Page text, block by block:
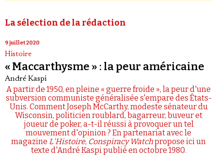
La sélection de la rédaction
9 juillet 2020
Histoire
« Maccarthysme » : la peur américaine
André Kaspi
A partir de 1950, en pleine « guerre froide », la peur d'une
subversion communiste généralisée s'empare des États-
Unis. Comment Joseph McCarthy, modeste sénateur du
Wisconsin, politicien roublard, bagarreur, buveur et
joueur de poker, a-t-il réussi à provoquer un tel
mouvement d'opinion ? En partenariat avec le
magazine L'Histoire, Conspiracy Watchpropose ici un
texte d'André Kaspi publié en octobre 1980.